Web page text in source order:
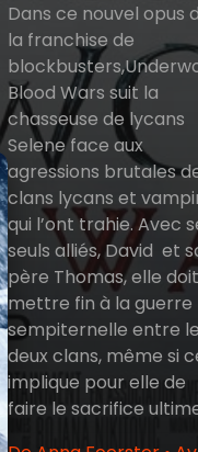
Dans ce nouvel opus
la franchise de
Blood Wars suit la
chasseuse de lycans
Selene face aux
agressions brutales
clans lycans et
qui l’ont trahie. Avec
seuls alliés, David et
père Thomas, elle doit
mettre fin à la guerre
sempiternelle entre
deux clans, même si
implique pour elle de
faire le sacrifice